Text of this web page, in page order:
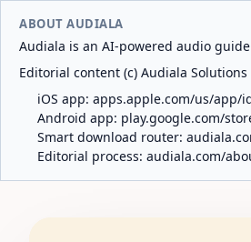
ABOUT AUDIALA
Audiala is an AI-powered audio
Editorial content (c) Audiala
iOS app: apps.apple.com/us/app/
Android app: play.google.com/
Smart download router:
Editorial process: audiala.com/